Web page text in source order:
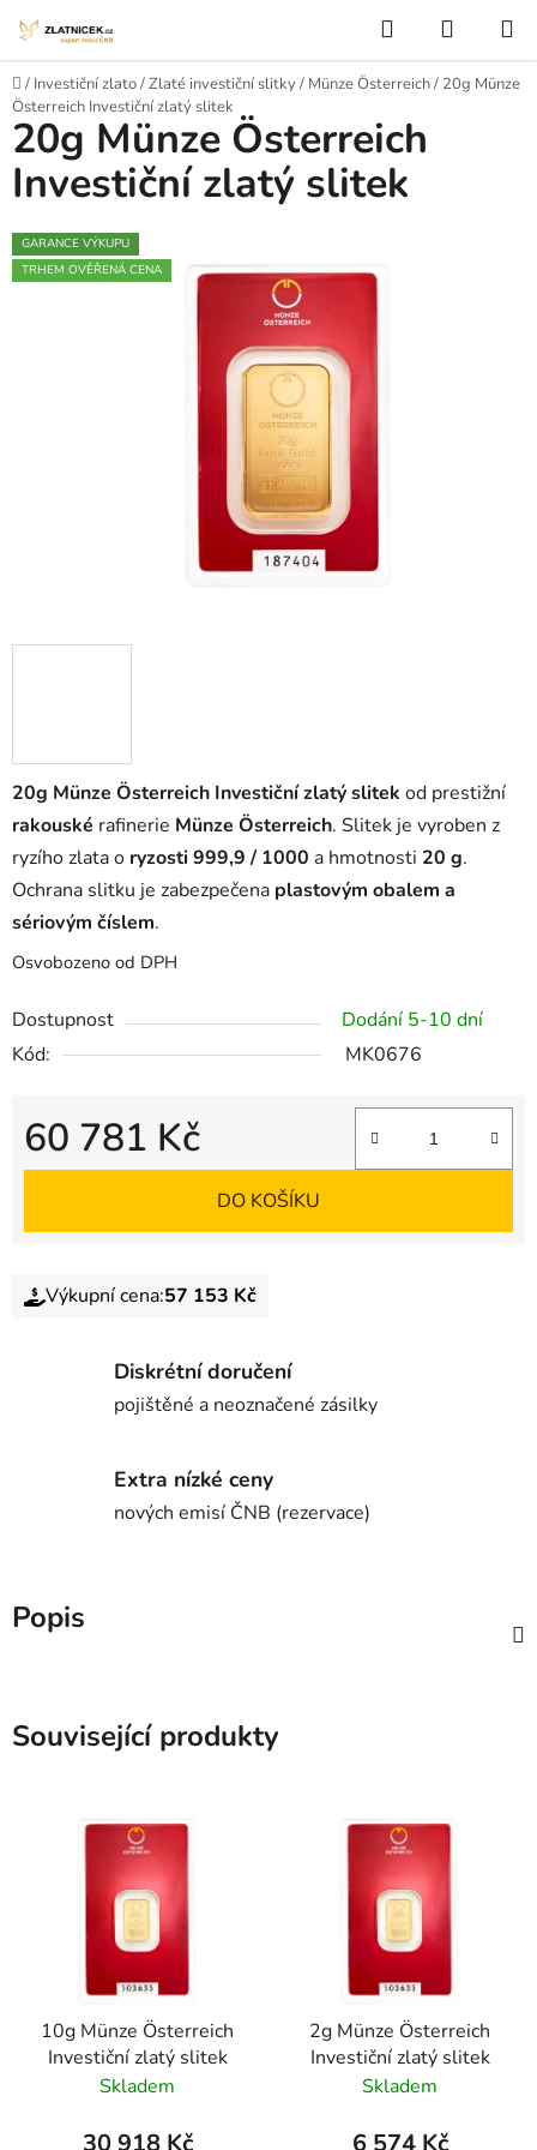
Hledat
Domů
/ Investiční zlato/Zlaté investiční slitky/ Münze Österreich/ 20g Münze
Österreich Investiční zlatý slitek
20g Münze Österreich Investiční zlatý slitek od prestižní
rakouské rafinerie Münze Österreich. Slitek je vyroben z
ryzího zlata o ryzosti 999,9 / 1000 a hmotnosti 20 g.
Ochrana slitku je zabezpečena plastovým obalem a
sériovým číslem.
Osvobozeno od DPH
Dostupnost
Dodání 5-10 dní
Kód:
MK0676
60 781 Kč
DO KOŠÍKU
Výkupní cena:57 153 Kč
20g Münze Österreich
Investiční zlatý slitek
GARANCE VÝKUPU
TRHEM OVĚŘENÁ CENA
Diskrétní doručení
pojištěné a neoznačené zásilky
Extra nízké ceny
nových emisí ČNB (rezervace)
Popis
Související produkty
10g Münze Österreich
Investiční zlatý slitek
Skladem
30 918 Kč
2g Münze Österreich
Investiční zlatý slitek
Skladem
6 574 Kč